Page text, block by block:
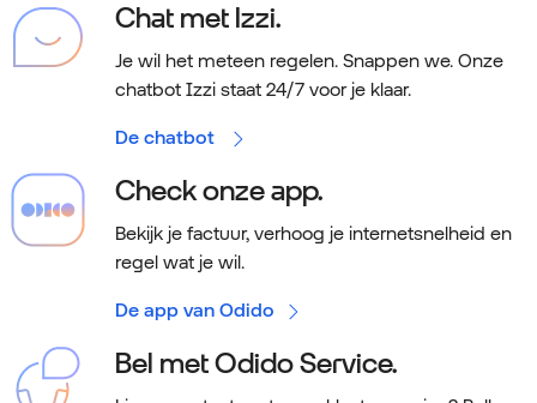
Chat met Izzi.
Je wil het meteen regelen. Snappen we. Onze
chatbot Izzi staat 24/7 voor je klaar.
De chatbot
Check onze app.
Bekijk je factuur, verhoog je internetsnelheid en
regel wat je wil.
De app van Odido
Bel met Odido Service.